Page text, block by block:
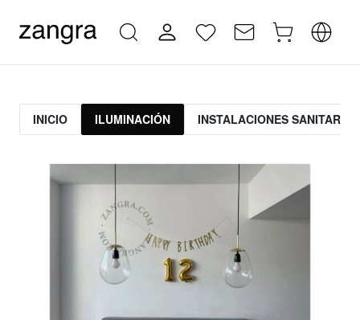
INICIO ILUMINACIÓN INSTALACIONES SANITARIAS